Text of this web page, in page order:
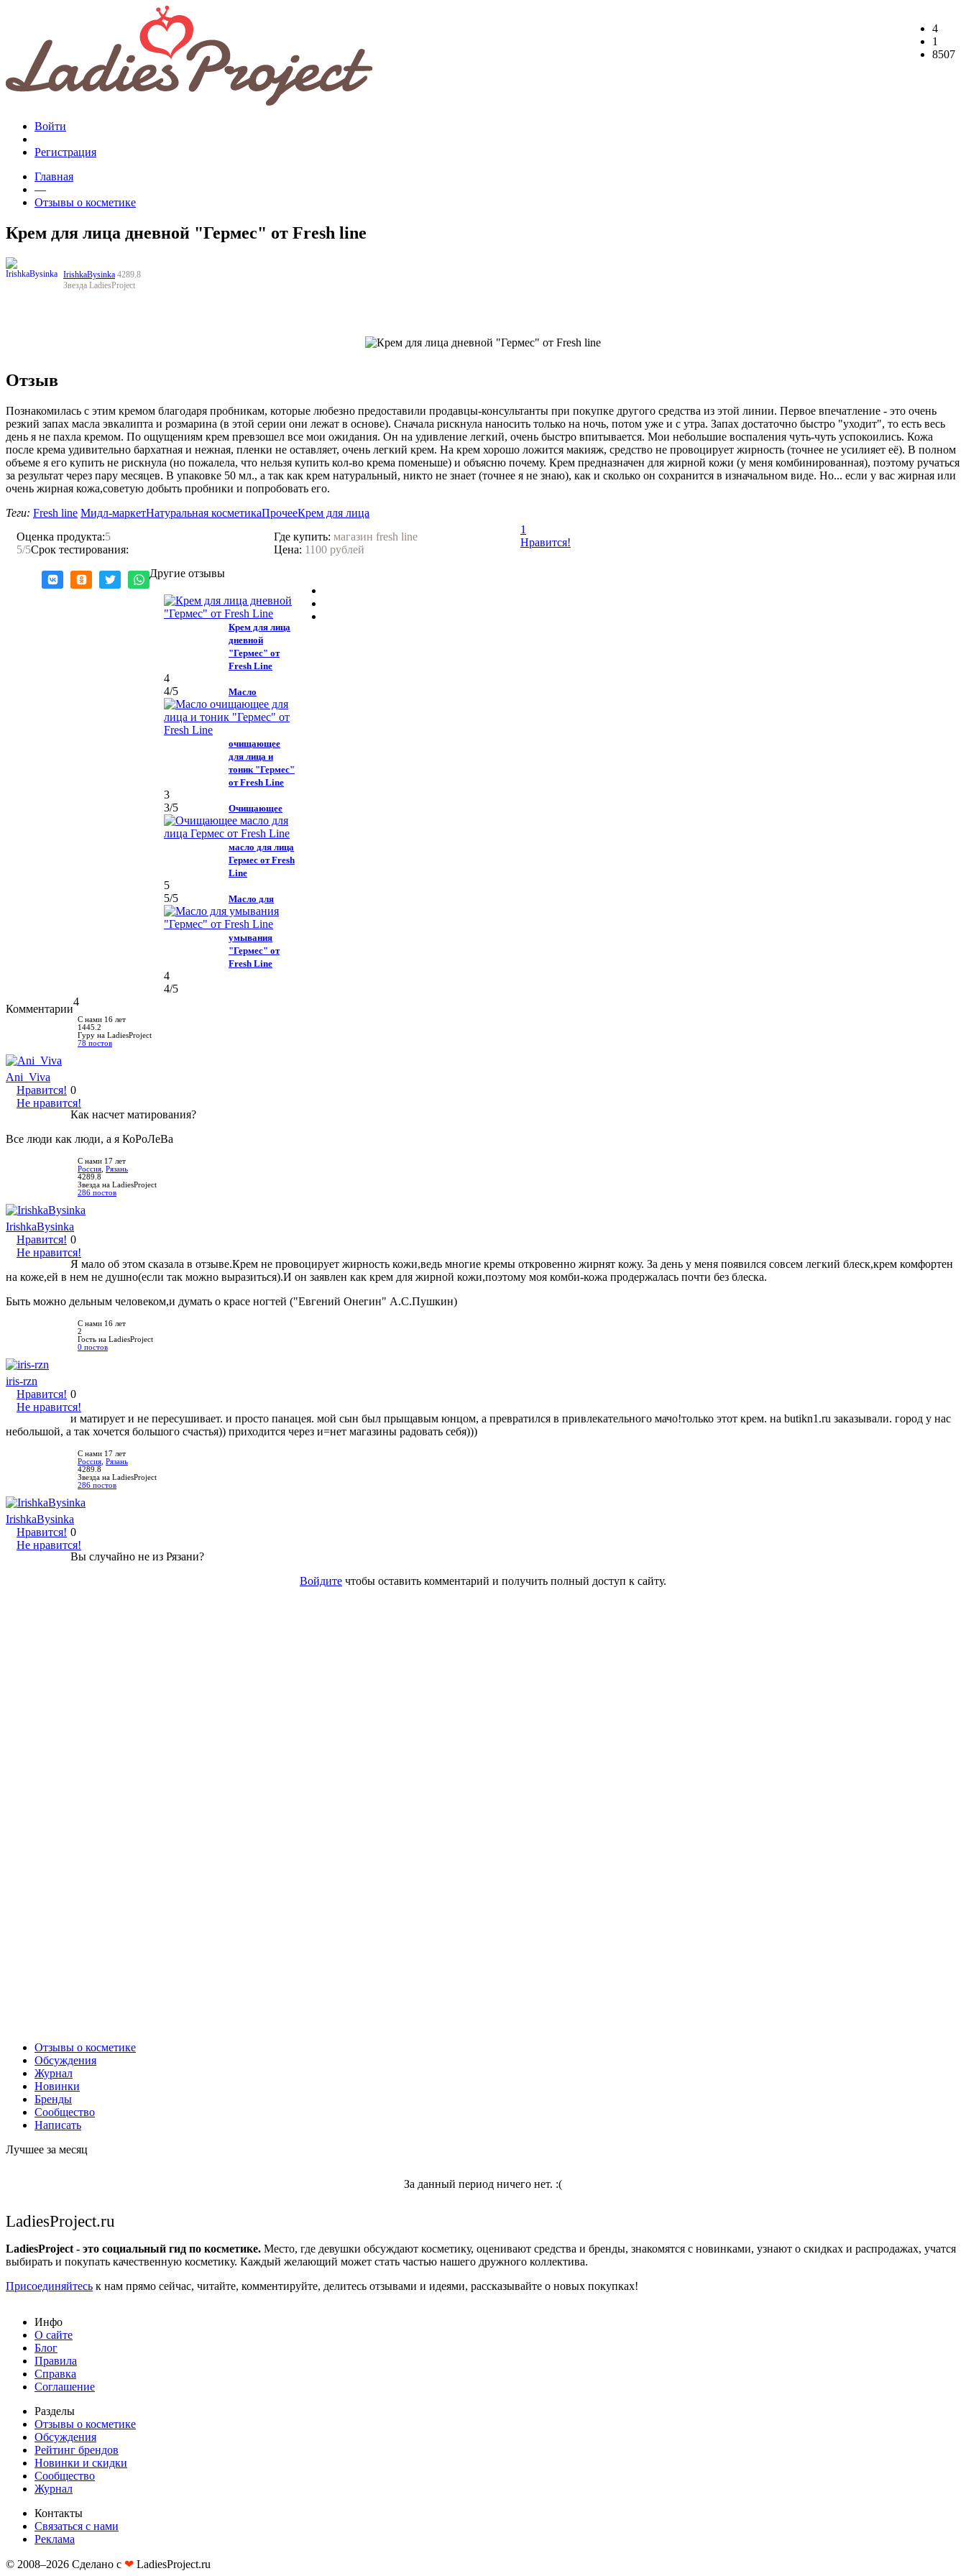
Войти
Регистрация
Главная
—
Отзывы о косметике
Крем для лица дневной "Гермес" от Fresh line
IrishkaBysinka 4289.8
Звезда LadiesProject
4
1
8507
Отзыв
Познакомилась с этим кремом благодаря пробникам, которые любезно предоставили продавцы-консультанты при покупке другого средства из этой линии. Первое впечатление - это очень
резкий запах масла эвкалипта и розмарина (в этой серии они лежат в основе). Сначала рискнула наносить только на ночь, потом уже и с утра. Запах достаточно быстро "уходит", то есть весь
день я не пахла кремом. По ощущениям крем превзошел все мои ожидания. Он на удивление легкий, очень быстро впитывается. Мои небольшие воспаления чуть-чуть успокоились. Кожа
после крема удивительно бархатная и нежная, пленки не оставляет, очень легкий крем. На крем хорошо ложится макияж, средство не провоцирует жирность (точнее не усилияет её). В полном
объеме я его купить не рискнула (но пожалела, что нельзя купить кол-во крема поменьше) и объясню почему. Крем предназначен для жирной кожи (у меня комбинированная), поэтому ручаться
за результат через пару месяцев. В упаковке 50 мл., а так как крем натуральный, никто не знает (точнее я не знаю), как и сколько он сохранится в изначальном виде. Но... если у вас жирная или
очень жирная кожа,советую добыть пробники и попробовать его.
Теги: Fresh line Мидл-маркетНатуральная косметикаПрочееКрем для лица
Оценка продукта:5
5/5Срок тестирования:
Где купить: магазин fresh line
Цена: 1100 рублей
1
Нравится!
Другие отзывы
Крем для лица
дневной
"Гермес" от
Fresh Line
4
4/5 Масло
очищающее
для лица и
тоник "Гермес"
от Fresh Line
3
3/5 Очищающее
масло для лица
Гермес от Fresh
Line
5
5/5 Масло для
умывания
"Гермес" от
Fresh Line
4
4/5
Комментарии
4
С нами 16 лет
1445.2
Гуру на LadiesProject
78 постов
Ani_Viva
Нравится!
Не нравится!
0
Как насчет матирования?
Все люди как люди, а я КоРоЛеВа
С нами 17 лет
Россия Рязань
4289.8
Звезда на LadiesProject
286 постов
IrishkaBysinka
Нравится!
Не нравится!
0
Я мало об этом сказала в отзыве.Крем не провоцирует жирность кожи,ведь многие кремы откровенно жирнят кожу. За день у меня появился совсем легкий блеск,крем комфортен
на коже,ей в нем не душно(если так можно выразиться).И он заявлен как крем для жирной кожи,поэтому моя комби-кожа продержалась почти без блеска.
Быть можно дельным человеком,и думать о красе ногтей ("Евгений Онегин" А.С.Пушкин)
С нами 16 лет
2
Гость на LadiesProject
0 постов
iris-rzn
Нравится!
Не нравится!
0
и матирует и не пересушивает. и просто панацея. мой сын был прыщавым юнцом, а превратился в привлекательного мачо!только этот крем. на butikn1.ru заказывали. город у нас
небольшой, а так хочется большого счастья)) приходится через и=нет магазины радовать себя)))
С нами 17 лет
Россия Рязань
4289.8
Звезда на LadiesProject
286 постов
IrishkaBysinka
Нравится!
Не нравится!
0
Вы случайно не из Рязани?
Войдите чтобы оставить комментарий и получить полный доступ к сайту.
Отзывы о косметике
Обсуждения
Журнал
Новинки
Бренды
Сообщество
Написать
Лучшее за месяц
За данный период ничего нет. :(
LadiesProject.ru
LadiesProject - это социальный гид по косметике. Место, где девушки обсуждают косметику, оценивают средства и бренды, знакомятся с новинками, узнают о скидках и распродажах, учатся
выбирать и покупать качественную косметику. Каждый желающий может стать частью нашего дружного коллектива.
Присоединяйтесь к нам прямо сейчас, читайте, комментируйте, делитесь отзывами и идеями, рассказывайте о новых покупках!
Инфо
О сайте
Блог
Правила
Справка
Соглашение
Разделы
Отзывы о косметике
Обсуждения
Рейтинг брендов
Новинки и скидки
Сообщество
Журнал
Контакты
Связаться с нами
Реклама
© 2008–2026 Сделано с ❤︎ LadiesProject.ru